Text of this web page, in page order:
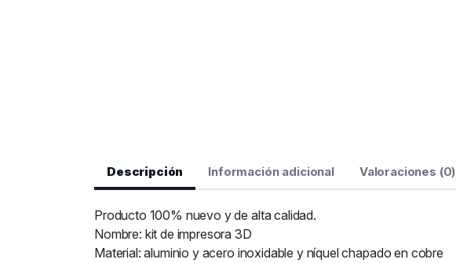
Descripción Información adicional Valoraciones (0)
Producto 100% nuevo y de alta calidad.
Nombre: kit de impresora 3D
Material: aluminio y acero inoxidable y níquel chapado en cobre